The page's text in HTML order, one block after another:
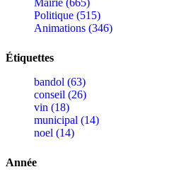
Politique (515)
Animations (346)
Étiquettes
bandol (63)
conseil (26)
vin (18)
municipal (14)
noel (14)
Année